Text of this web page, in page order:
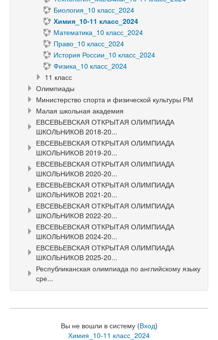
Биология_10 класс_2024
Химия_10-11 класс_2024
Математика_10 класс_2024
Право_10 класс_2024
История России_10 класс_2024
Физика_10 класс_2024
11 класс
Олимпиады
Министерство спорта и физической культуры РМ
Малая школьная академия
ЕВСЕВЬЕВСКАЯ ОТКРЫТАЯ ОЛИМПИАДА
ШКОЛЬНИКОВ 2018-20...
ЕВСЕВЬЕВСКАЯ ОТКРЫТАЯ ОЛИМПИАДА
ШКОЛЬНИКОВ 2019-20...
ЕВСЕВЬЕВСКАЯ ОТКРЫТАЯ ОЛИМПИАДА
ШКОЛЬНИКОВ 2020-20...
ЕВСЕВЬЕВСКАЯ ОТКРЫТАЯ ОЛИМПИАДА
ШКОЛЬНИКОВ 2021-20...
ЕВСЕВЬЕВСКАЯ ОТКРЫТАЯ ОЛИМПИАДА
ШКОЛЬНИКОВ 2022-20...
ЕВСЕВЬЕВСКАЯ ОТКРЫТАЯ ОЛИМПИАДА
ШКОЛЬНИКОВ 2024-20...
ЕВСЕВЬЕВСКАЯ ОТКРЫТАЯ ОЛИМПИАДА
ШКОЛЬНИКОВ 2025-20...
Республиканская олимпиада по английскому языку
сре...
Вы не вошли в систему (Вход)
Химия_10-11 класс_2024